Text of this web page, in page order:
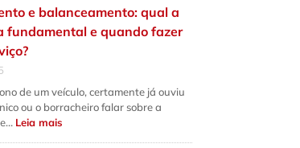
e balanceamento: qual a
fundamental e quando fazer
de um veículo, certamente já ouviu
ou o borracheiro falar sobre a
Leia mais:
Alinhamento
e